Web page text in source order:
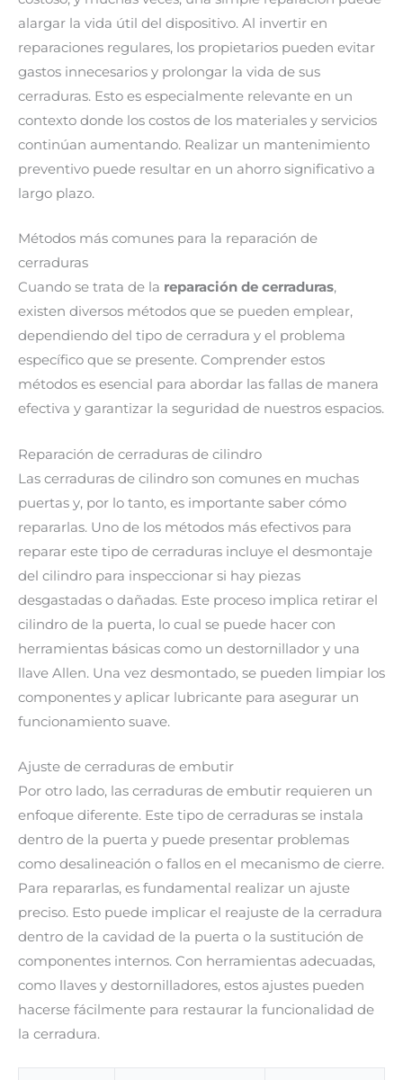
alargar la vida útil del dispositivo. Al invertir en
reparaciones regulares, los propietarios pueden evitar
gastos innecesarios y prolongar la vida de sus
cerraduras. Esto es especialmente relevante en un
contexto donde los costos de los materiales y servicios
continúan aumentando. Realizar un mantenimiento
preventivo puede resultar en un ahorro significativo a
largo plazo.
Métodos más comunes para la reparación de
cerraduras
Cuando se trata de la reparación de cerraduras,
existen diversos métodos que se pueden emplear,
dependiendo del tipo de cerradura y el problema
específico que se presente. Comprender estos
métodos es esencial para abordar las fallas de manera
efectiva y garantizar la seguridad de nuestros espacios.
Reparación de cerraduras de cilindro
Las cerraduras de cilindro son comunes en muchas
puertas y, por lo tanto, es importante saber cómo
repararlas. Uno de los métodos más efectivos para
reparar este tipo de cerraduras incluye el desmontaje
del cilindro para inspeccionar si hay piezas
desgastadas o dañadas. Este proceso implica retirar el
cilindro de la puerta, lo cual se puede hacer con
herramientas básicas como un destornillador y una
llave Allen. Una vez desmontado, se pueden limpiar los
componentes y aplicar lubricante para asegurar un
funcionamiento suave.
Ajuste de cerraduras de embutir
Por otro lado, las cerraduras de embutir requieren un
enfoque diferente. Este tipo de cerraduras se instala
dentro de la puerta y puede presentar problemas
como desalineación o fallos en el mecanismo de cierre.
Para repararlas, es fundamental realizar un ajuste
preciso. Esto puede implicar el reajuste de la cerradura
dentro de la cavidad de la puerta o la sustitución de
componentes internos. Con herramientas adecuadas,
como llaves y destornilladores, estos ajustes pueden
hacerse fácilmente para restaurar la funcionalidad de
la cerradura.